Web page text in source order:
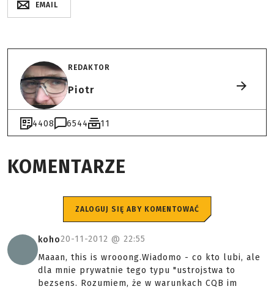
EMAIL
REDAKTOR
Piotr
4408 6544 11
KOMENTARZE
ZALOGUJ SIĘ ABY KOMENTOWAĆ
koho20-11-2012 @ 22:55
Maaan, this is wrooong.Wiadomo - co kto lubi, ale
dla mnie prywatnie tego typu "ustrojstwa to
bezsens. Rozumiem, że w warunkach CQB im